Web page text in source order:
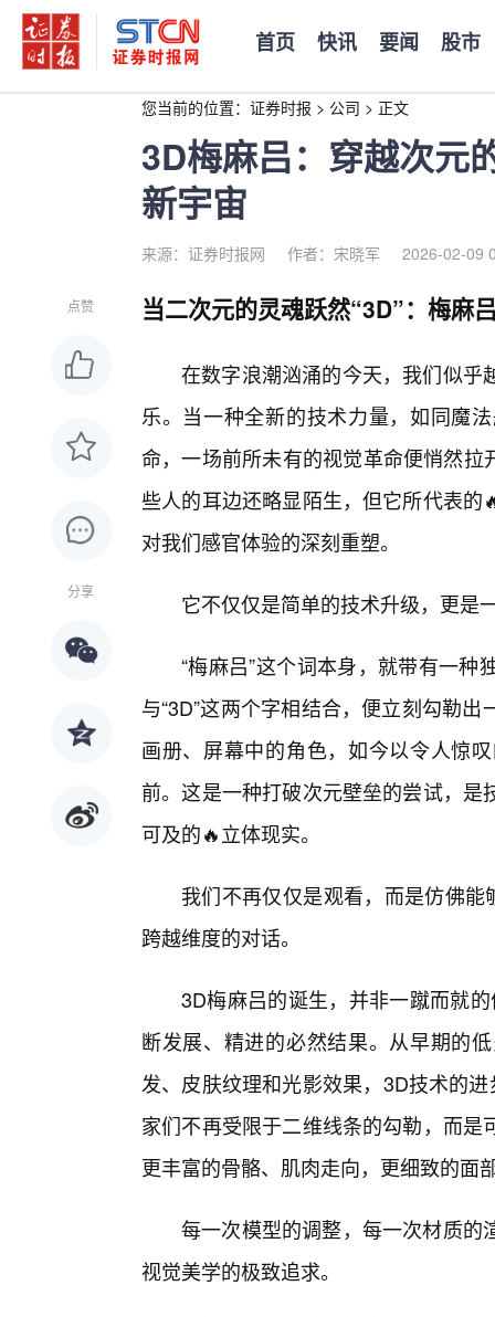
首页 快讯 要闻 股市
您当前的位置： 证券时报 > 公司 > 正文
3D梅麻吕：穿越次元
新宇宙
来源：证券时报网 作者：宋晓军 2026-02-09
点赞
分享
当二次元的灵魂跃然“3D”：梅麻
在数字浪潮汹涌的今天，我们似乎
乐。当一种全新的技术力量，如同魔
命，一场前所未有的视觉革命便悄然
些人的耳边还略显陌生，但它所代表
对我们感官体验的深刻重塑。
它不仅仅是简单的技术升级，更是
“梅麻吕”这个词本身，就带有一
与“3D”这两个字相结合，便立刻勾勒
画册、屏幕中的角色，如今以令人惊
前。这是一种打破次元壁垒的尝试，
可及的🔥立体现实。
我们不再仅仅是观看，而是仿佛能
跨越维度的对话。
3D梅麻吕的诞生，并非一蹴而就
断发展、精进的必然结果。从早期的
发、皮肤纹理和光影效果，3D技术的
家们不再受限于二维线条的勾勒，而
更丰富的骨骼、肌肉走向，更细致的面
每一次模型的调整，每一次材质的
视觉美学的极致追求。